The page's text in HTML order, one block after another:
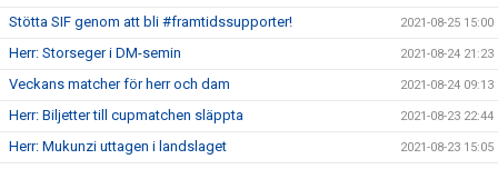
Stötta SIF genom att bli #framtidssupporter! 2021-08-25 15:00
Herr: Storseger i DM-semin 2021-08-24 21:23
Veckans matcher för herr och dam 2021-08-24 09:13
Herr: Biljetter till cupmatchen släppta 2021-08-23 22:44
Herr: Mukunzi uttagen i landslaget 2021-08-23 15:05